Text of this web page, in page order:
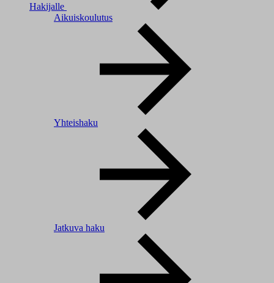
Hakijalle
Aikuiskoulutus
Yhteishaku
Jatkuva haku